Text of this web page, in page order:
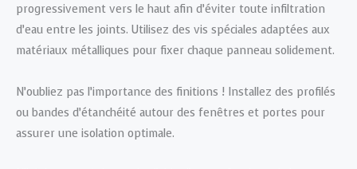
progressivement vers le haut afin d’éviter toute infiltration
d’eau entre les joints. Utilisez des vis spéciales adaptées aux
matériaux métalliques pour fixer chaque panneau solidement.
N’oubliez pas l’importance des finitions ! Installez des profilés
ou bandes d’étanchéité autour des fenêtres et portes pour
assurer une isolation optimale.